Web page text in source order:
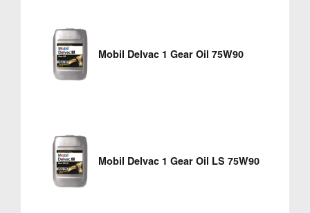
Mobil Delvac 1 Gear Oil 75W90
Mobil Delvac 1 Gear Oil LS 75W90